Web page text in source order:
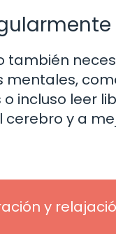
también
mentales,
incluso leer
y a
y